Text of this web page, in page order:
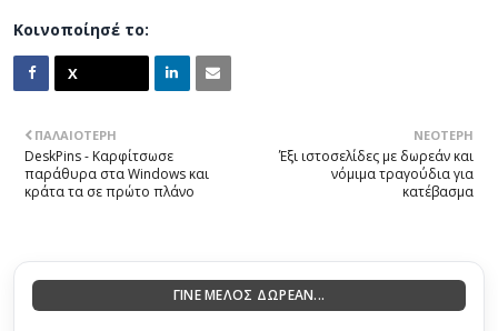
Κοινοποίησέ το:
ΝΕΌΤΕΡΗ
Έξι ιστοσελίδες με δωρεάν και
νόμιμα τραγούδια για
κατέβασμα
ΠΑΛΑΙΌΤΕΡΗ
DeskPins - Καρφίτσωσε
παράθυρα στα Windows και
κράτα τα σε πρώτο πλάνο
ΓΙΝΕ ΜΕΛΟΣ ΔΩΡΕΑΝ...